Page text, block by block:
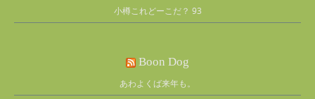
小樽これどーこだ？ 93
Boon Dog
あわよくば来年も。